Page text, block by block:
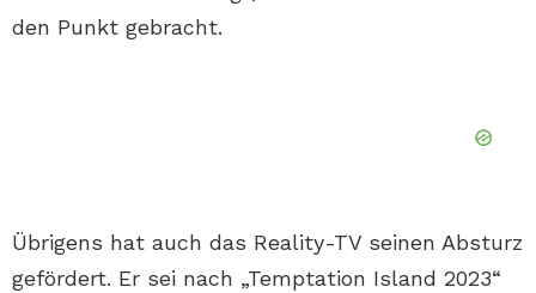
den Punkt gebracht.
Übrigens hat auch das Reality-TV seinen Absturz
gefördert. Er sei nach „Temptation Island 2023“